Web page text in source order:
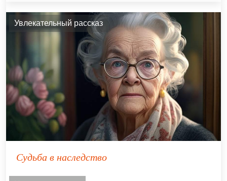
Увлекательный рассказ
Судьба в наследство